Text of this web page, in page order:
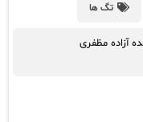
تگ ها
آزاده مظفری